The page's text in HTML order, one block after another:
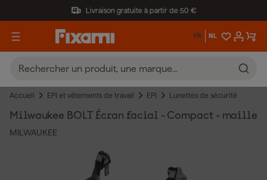
Livraison gratuite à partir de 50 €
FR NL
Accueil EPI et vêtements de travail EPI Lunettes de sécurité
Milwaukee BOLT Écran facial - Compact - maille
MILWAUKEE